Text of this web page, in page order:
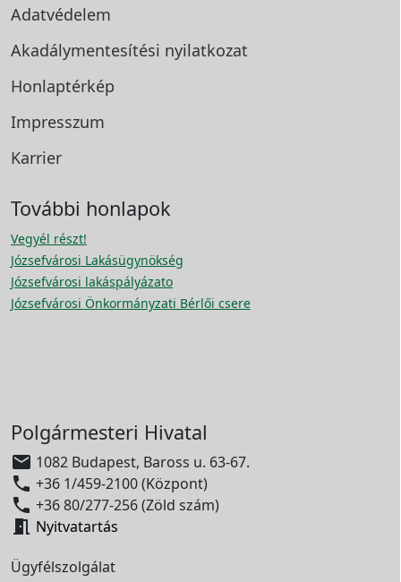
Adatvédelem
Akadálymentesítési nyilatkozat
Honlaptérkép
Impresszum
Karrier
További honlapok
Vegyél részt!
Józsefvárosi Lakásügynökség
Józsefvárosi lakáspályázato
Józsefvárosi Önkormányzati Bérlői csere
Polgármesteri Hivatal
 1082 Budapest, Baross u. 63-67.
 +36 1/459-2100 (Központ)
 +36 80/277-256 (Zöld szám)
 Nyitvatartás
Ügyfélszolgálat